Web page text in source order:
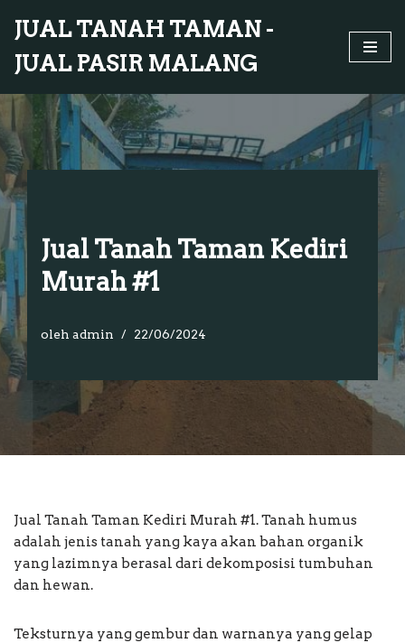
ke
konten
JUAL TANAH TAMAN -
JUAL PASIR MALANG
Jual Tanah Taman Kediri
Murah #1
oleh admin 22/06/2024
Jual Tanah Taman Kediri Murah #1. Tanah humus
adalah jenis tanah yang kaya akan bahan organik
yang lazimnya berasal dari dekomposisi tumbuhan
dan hewan.
Teksturnya yang gembur dan warnanya yang gelap